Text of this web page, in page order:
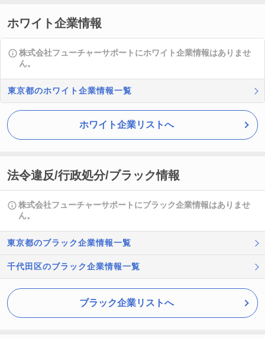
ホワイト企業情報
株式会社フューチャーサポートにホワイト企業情報はありませ
ん。
東京都のホワイト企業情報一覧
ホワイト企業リストへ
法令違反/行政処分/ブラック情報
株式会社フューチャーサポートにブラック企業情報はありませ
ん。
東京都のブラック企業情報一覧
千代田区のブラック企業情報一覧
ブラック企業リストへ